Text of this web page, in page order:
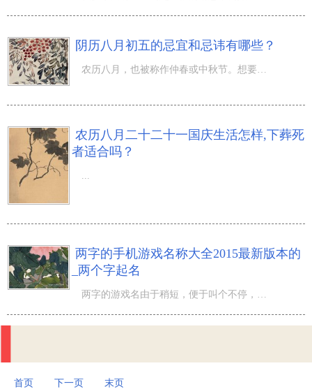
阴历八月初五的忌宜和忌讳有哪些？
农历八月二十二十一国庆生活怎样,下葬死
者适合吗？
...
两字的手机游戏名称大全2015最新版本的
_两个字起名
两字的游戏名由于稍短，便于叫个不停，因此 许多 玩家都喜爱选择一个两字的游戏名来用来自身的游戏网名，尤
首页 下一页 末页